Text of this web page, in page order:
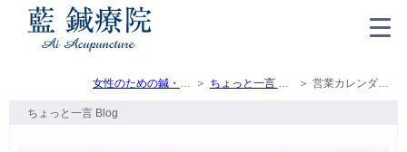
女性のための鍼・灸・マッサージ（トップ） ちょっと一言 Blog 営業カレンダーとブログを更新しました （ふくろう神社）
ちょっと一言 Blog